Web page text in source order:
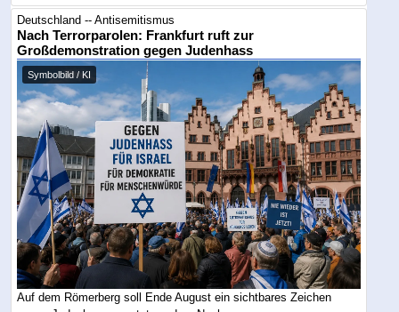
Deutschland -- Antisemitismus
Nach Terrorparolen: Frankfurt ruft zur
Großdemonstration gegen Judenhass
Symbolbild / KI
Auf dem Römerberg soll Ende August ein sichtbares Zeichen